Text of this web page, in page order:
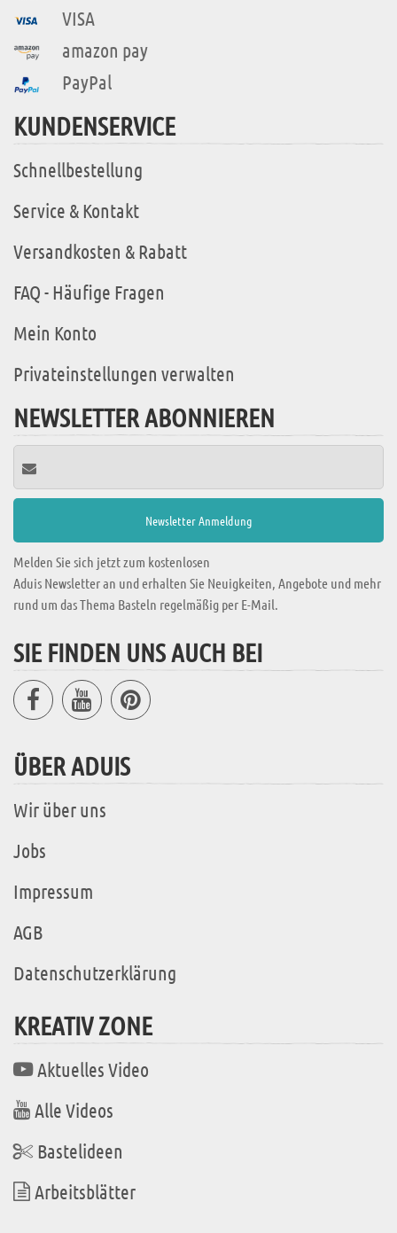
VISA
amazon pay
PayPal
KUNDENSERVICE
Schnellbestellung
Service & Kontakt
Versandkosten & Rabatt
FAQ - Häufige Fragen
Mein Konto
Privateinstellungen verwalten
NEWSLETTER ABONNIEREN
Melden Sie sich jetzt zum kostenlosen
Aduis Newsletter an und erhalten Sie Neuigkeiten, Angebote und mehr
rund um das Thema Basteln regelmäßig per E-Mail.
SIE FINDEN UNS AUCH BEI
ÜBER ADUIS
Wir über uns
Jobs
Impressum
AGB
Datenschutzerklärung
KREATIV ZONE
Aktuelles Video
Alle Videos
Bastelideen
Arbeitsblätter